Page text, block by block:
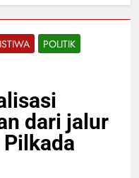
POLITIK
dari jalur